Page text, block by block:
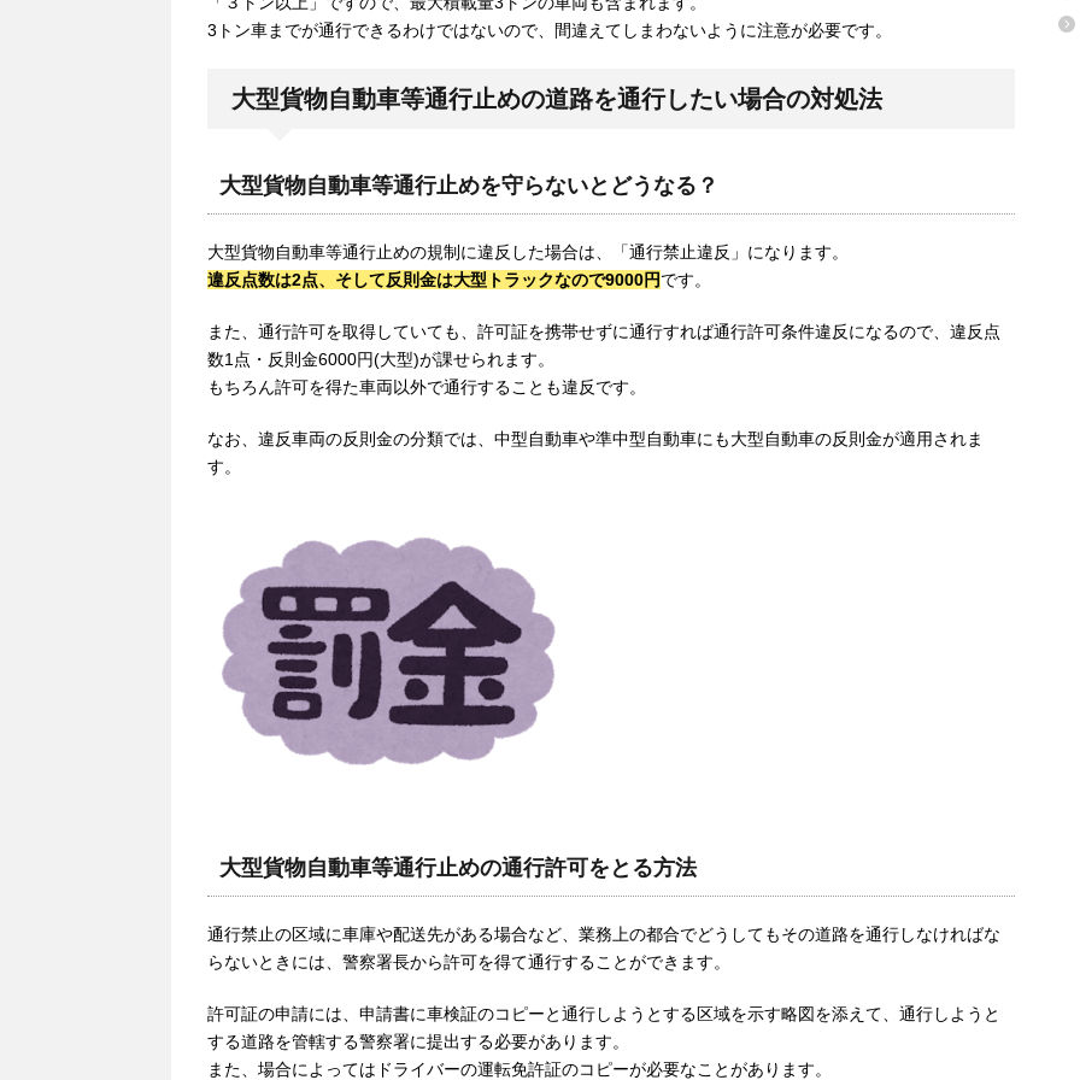
3トン車までが通行できるわけではないので、間違えてしまわないように注意が必要です。
大型貨物自動車等通行止めの道路を通行したい場合の対処法
大型貨物自動車等通行止めを守らないとどうなる？
大型貨物自動車等通行止めの規制に違反した場合は、「通行禁止違反」になります。
違反点数は2点、そして反則金は大型トラックなので9000円です。
また、通行許可を取得していても、許可証を携帯せずに通行すれば通行許可条件違反になるので、違反点
数1点・反則金6000円(大型)が課せられます。
もちろん許可を得た車両以外で通行することも違反です。
なお、違反車両の反則金の分類では、中型自動車や準中型自動車にも大型自動車の反則金が適用されま
す。
大型貨物自動車等通行止めの通行許可をとる方法
通行禁止の区域に車庫や配送先がある場合など、業務上の都合でどうしてもその道路を通行しなければな
らないときには、警察署長から許可を得て通行することができます。
許可証の申請には、申請書に車検証のコピーと通行しようとする区域を示す略図を添えて、通行しようと
する道路を管轄する警察署に提出する必要があります。
また、場合によってはドライバーの運転免許証のコピーが必要なことがあります。